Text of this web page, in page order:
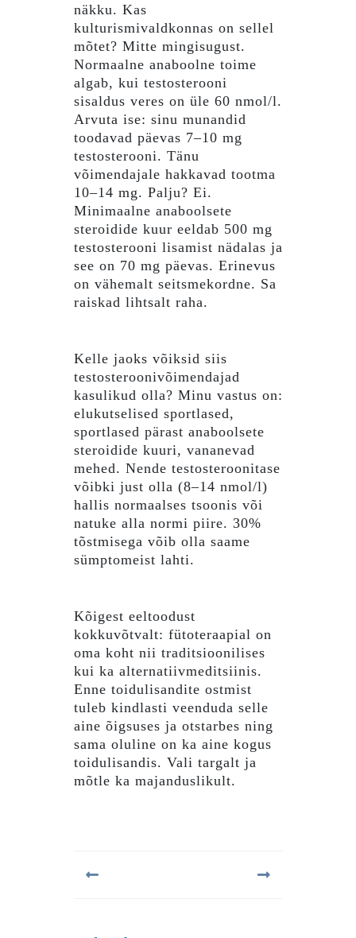
näkku. Kas
kulturismivaldkonnas on sellel
mõtet? Mitte mingisugust.
Normaalne anaboolne toime
algab, kui testosterooni
sisaldus veres on üle 60 nmol/l.
Arvuta ise: sinu munandid
toodavad päevas 7–10 mg
testosterooni. Tänu
võimendajale hakkavad tootma
10–14 mg. Palju? Ei.
Minimaalne anaboolsete
steroidide kuur eeldab 500 mg
testosterooni lisamist nädalas ja
see on 70 mg päevas. Erinevus
on vähemalt seitsmekordne. Sa
raiskad lihtsalt raha.
Kelle jaoks võiksid siis
testosteroonivõimendajad
kasulikud olla? Minu vastus on:
elukutselised sportlased,
sportlased pärast anaboolsete
steroidide kuuri, vananevad
mehed. Nende testosteroonitase
võibki just olla (8–14 nmol/l)
hallis normaalses tsoonis või
natuke alla normi piire. 30%
tõstmisega võib olla saame
sümptomeist lahti.
Kõigest eeltoodust
kokkuvõtvalt: fütoteraapial on
oma koht nii traditsioonilises
kui ka alternatiivmeditsiinis.
Enne toidulisandite ostmist
tuleb kindlasti veenduda selle
aine õigsuses ja otstarbes ning
sama oluline on ka aine kogus
toidulisandis. Vali targalt ja
mõtle ka majanduslikult.